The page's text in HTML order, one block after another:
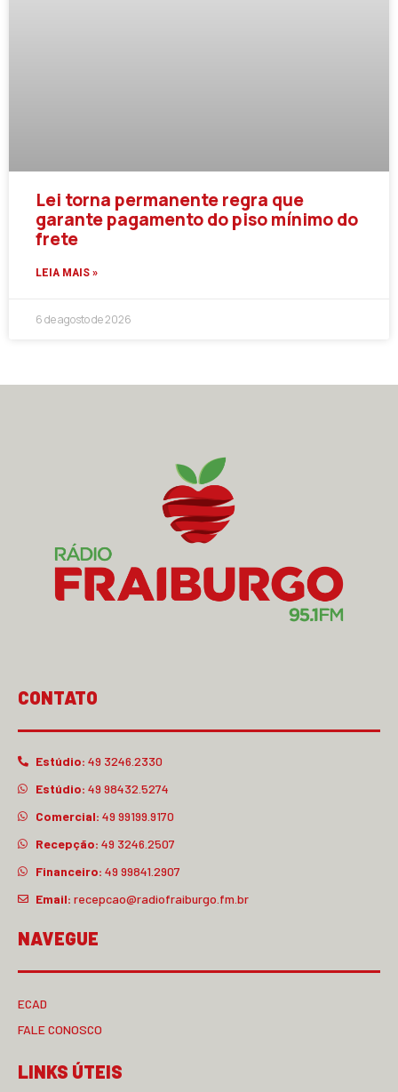
Lei torna permanente regra que
garante pagamento do piso mínimo do
frete
LEIA MAIS »
6 de agosto de 2026
CONTATO
Estúdio: 49 3246.2330
Estúdio: 49 98432.5274
Comercial: 49 99199.9170
Recepção: 49 3246.2507
Financeiro: 49 99841.2907
Email: recepcao@radiofraiburgo.fm.br
NAVEGUE
ECAD
FALE CONOSCO
LINKS ÚTEIS